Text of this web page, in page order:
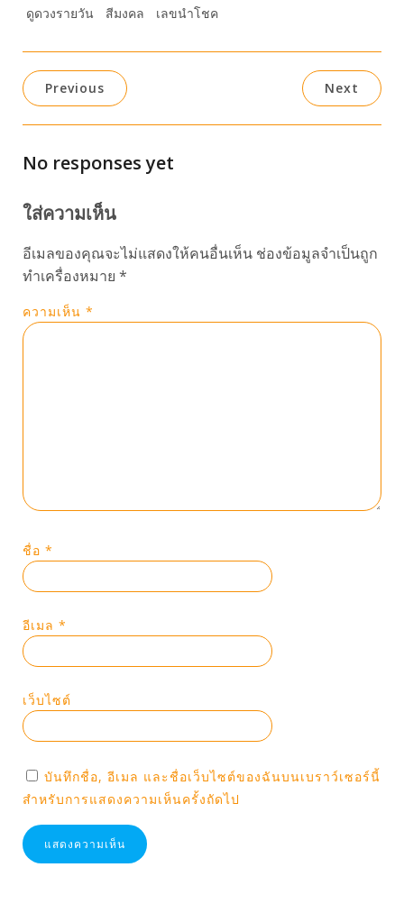
ดูดวงรายวัน
สีมงคล เลขนำโชค
Previous Next
No responses yet
ใส่ความเห็น
อีเมลของคุณจะไม่แสดงให้คนอื่นเห็น ช่องข้อมูลจำเป็นถูก
ทำเครื่องหมาย *
ความเห็น *
ชื่อ *
อีเมล *
เว็บไซต์
บันทึกชื่อ, อีเมล และชื่อเว็บไซต์ของฉันบนเบราว์เซอร์นี้
สำหรับการแสดงความเห็นครั้งถัดไป